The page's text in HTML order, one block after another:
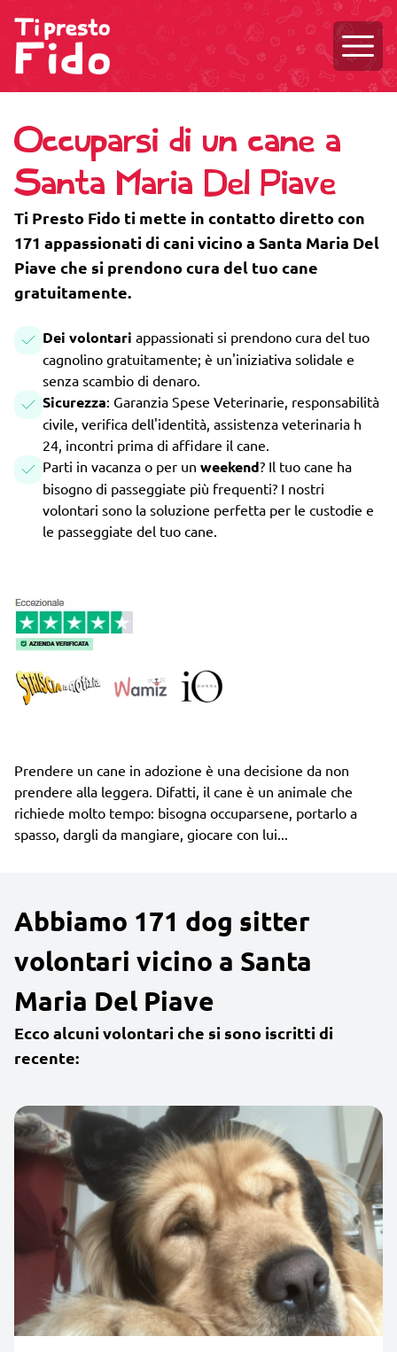
Occuparsi di un cane a
Santa Maria Del Piave
Ti Presto Fido ti mette in contatto diretto con
171 appassionati di cani vicino a Santa Maria Del
Piave che si prendono cura del tuo cane
gratuitamente.
Dei volontari appassionati si prendono cura del tuo
cagnolino gratuitamente; è un'iniziativa solidale e
senza scambio di denaro.
Sicurezza: Garanzia Spese Veterinarie, responsabilità
civile, verifica dell'identità, assistenza veterinaria h
24, incontri prima di affidare il cane.
Parti in vacanza o per un weekend? Il tuo cane ha
bisogno di passeggiate più frequenti? I nostri
volontari sono la soluzione perfetta per le custodie e
le passeggiate del tuo cane.
Prendere un cane in adozione è una decisione da non
prendere alla leggera. Difatti, il cane è un animale che
richiede molto tempo: bisogna occuparsene, portarlo a
spasso, dargli da mangiare, giocare con lui...
Abbiamo 171 dog sitter
volontari vicino a Santa
Maria Del Piave
Ecco alcuni volontari che si sono iscritti di
recente: